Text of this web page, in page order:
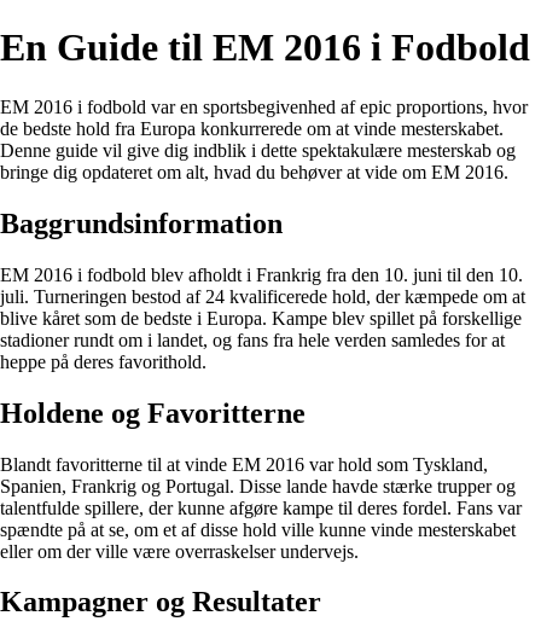
En Guide til EM 2016 i Fodbold
EM 2016 i fodbold var en sportsbegivenhed af epic proportions, hvor
de bedste hold fra Europa konkurrerede om at vinde mesterskabet.
Denne guide vil give dig indblik i dette spektakulære mesterskab og
bringe dig opdateret om alt, hvad du behøver at vide om EM 2016.
Baggrundsinformation
EM 2016 i fodbold blev afholdt i Frankrig fra den 10. juni til den 10.
juli. Turneringen bestod af 24 kvalificerede hold, der kæmpede om at
blive kåret som de bedste i Europa. Kampe blev spillet på forskellige
stadioner rundt om i landet, og fans fra hele verden samledes for at
heppe på deres favorithold.
Holdene og Favoritterne
Blandt favoritterne til at vinde EM 2016 var hold som Tyskland,
Spanien, Frankrig og Portugal. Disse lande havde stærke trupper og
talentfulde spillere, der kunne afgøre kampe til deres fordel. Fans var
spændte på at se, om et af disse hold ville kunne vinde mesterskabet
eller om der ville være overraskelser undervejs.
Kampagner og Resultater